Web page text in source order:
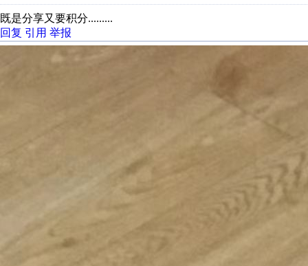
既是分享又要积分.........
回复 引用 举报